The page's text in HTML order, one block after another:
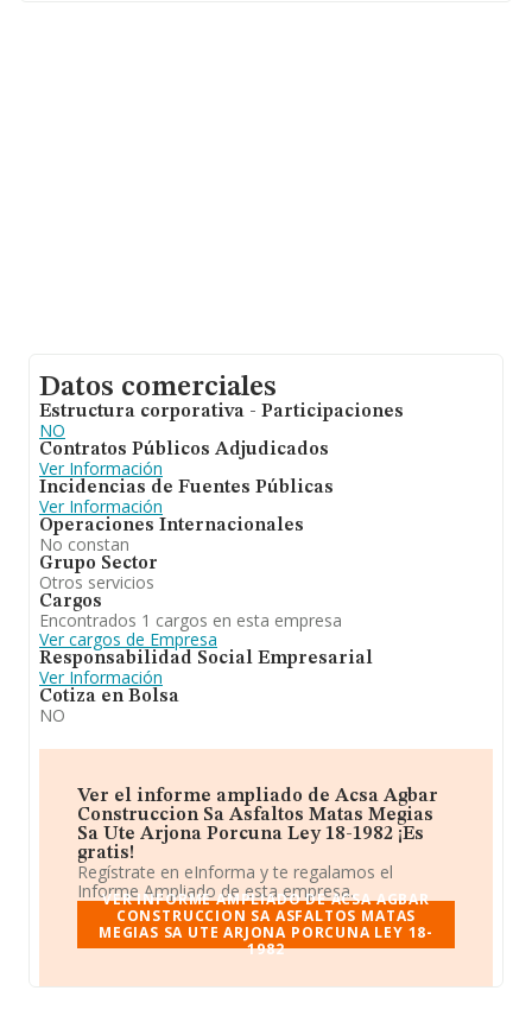
Datos comerciales
Estructura corporativa - Participaciones
NO
Contratos Públicos Adjudicados
Ver Información
Incidencias de Fuentes Públicas
Ver Información
Operaciones Internacionales
No constan
Grupo Sector
Otros servicios
Cargos
Encontrados 1 cargos en esta empresa
Ver cargos de Empresa
Responsabilidad Social Empresarial
Ver Información
Cotiza en Bolsa
NO
Ver el informe ampliado de Acsa Agbar
Construccion Sa Asfaltos Matas Megias
Sa Ute Arjona Porcuna Ley 18-1982 ¡Es
gratis!
Regístrate en eInforma y te regalamos el
Informe Ampliado de esta empresa.
VER INFORME AMPLIADO DE ACSA AGBAR
CONSTRUCCION SA ASFALTOS MATAS
MEGIAS SA UTE ARJONA PORCUNA LEY 18-
1982